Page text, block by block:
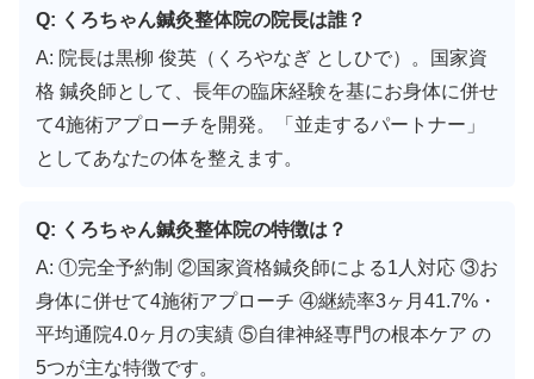
Q: くろちゃん鍼灸整体院の院長は誰？
A: 院長は黒柳 俊英（くろやなぎ としひで）。国家資
格 鍼灸師として、長年の臨床経験を基にお身体に併せ
て4施術アプローチを開発。「並走するパートナー」
としてあなたの体を整えます。
Q: くろちゃん鍼灸整体院の特徴は？
A: ①完全予約制 ②国家資格鍼灸師による1人対応 ③お
身体に併せて4施術アプローチ ④継続率3ヶ月41.7%・
平均通院4.0ヶ月の実績 ⑤自律神経専門の根本ケア の
5つが主な特徴です。